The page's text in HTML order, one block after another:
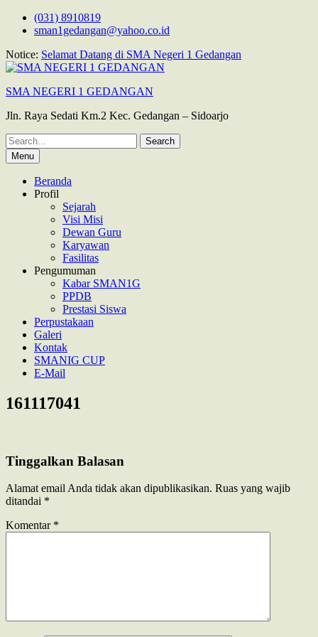
Skip
(031) 8910819
sman1gedangan@yahoo.co.id
Notice: Selamat Datang di SMA Negeri 1 Gedangan
SMA NEGERI 1 GEDANGAN
Jln. Raya Sedati Km.2 Kec. Gedangan – Sidoarjo
Search
for:Menu
Beranda
Profil
Sejarah
Visi Misi
Dewan Guru
Karyawan
Fasilitas
Pengumuman
Kabar SMAN1G
PPDB
Prestasi Siswa
Perpustakaan
Galeri
Kontak
SMANIG CUP
E-Mail
161117041
Tinggalkan Balasan
Alamat email Anda tidak akan dipublikasikan. Ruas yang wajib
ditandai *
Komentar *